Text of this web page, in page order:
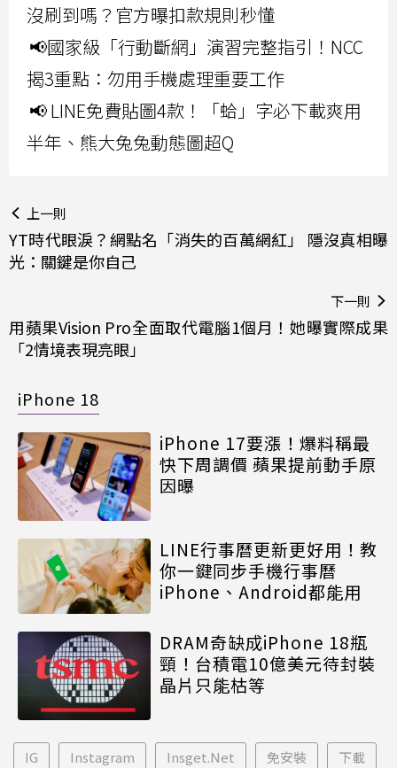
沒刷到嗎？官方曝扣款規則秒懂
📢國家級「行動斷網」演習完整指引！NCC
揭3重點：勿用手機處理重要工作
📢 LINE免費貼圖4款！「蛤」字必下載爽用
半年、熊大兔兔動態圖超Q
上一則
YT時代眼淚？網點名「消失的百萬網紅」 隱沒真相曝
光：關鍵是你自己
下一則
用蘋果Vision Pro全面取代電腦1個月！她曝實際成果
「2情境表現亮眼」
iPhone 18
iPhone 17要漲！爆料稱最
快下周調價 蘋果提前動手原
因曝
LINE行事曆更新更好用！教
你一鍵同步手機行事曆
iPhone、Android都能用
DRAM奇缺成iPhone 18瓶
頸！台積電10億美元待封裝
晶片只能枯等
IG Instagram Insget.Net 免安裝 下載